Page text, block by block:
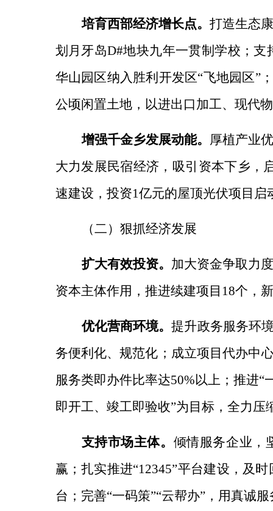
培育西部经济增长点。 打造生态
划月牙岛D#地块九年一贯制学校；
华山园区纳入胜利开发区“飞地园区”
公顷闲置土地，以进出口加工、现代
增强千金乡发展动能。 厚植产业
大力发展民宿经济， 吸引资本下乡，
速建设，投资1亿元的屋顶光伏项目启
（二）狠抓经济发展
扩大有效投资。 加大资金争取力
资本主体作用， 推进续建项目18个，
优化营商环境。提升政务服务环
务便利化、规范化；成立项目代办中
服务类即办件比率达50%以上；推进
即开工、竣工即验收”为目标，全力压
支持市场主体。 倾情服务企业，
赢；扎实推进“12345”平台建设，及
台；完善“一码策”“云帮办”，用真诚